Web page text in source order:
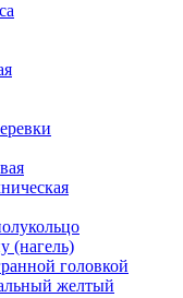
(нагель)
головкой
желтый